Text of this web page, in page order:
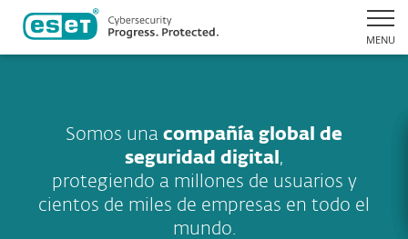
MENU
Somos una compañía global de
seguridad digital ,
protegiendo a millones de usuarios y
cientos de miles de empresas en todo el
mundo.